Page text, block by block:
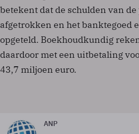
betekent dat de schulden van
afgetrokken en het banktegoed
opgeteld. Boekhoudkundig
daardoor met een uitbetaling
43,7 miljoen euro.
ANP